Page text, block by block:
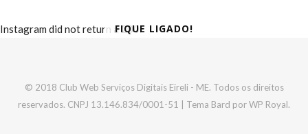
FIQUE LIGADO!
Instagram did not return a 200.
© 2018 Club Web Serviços Digitais Eireli - ME. Todos os direitos
reservados. CNPJ 13.146.834/0001-51 | Tema Bard porWP Royal.